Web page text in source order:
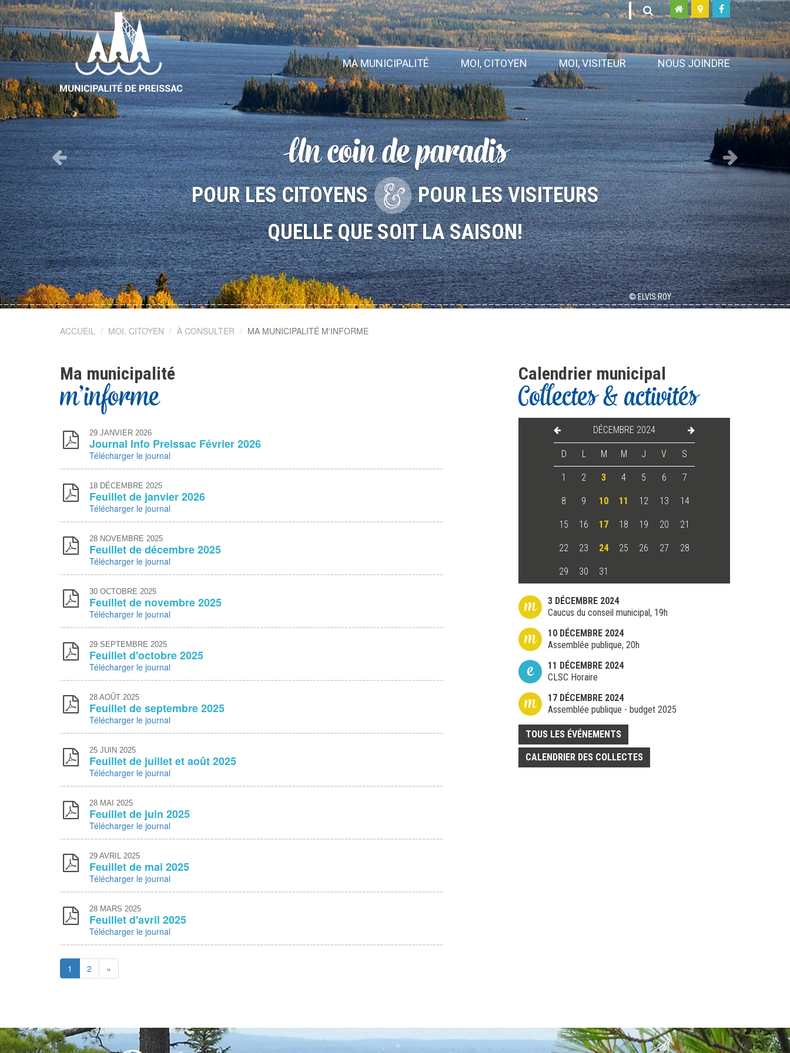
MA MUNICIPALITÉ MOI, CITOYEN MOI, VISITEUR NOUS JOINDRE
Un coin de paradis
POUR LES CITOYENS
POUR LES VISITEURS
QUELLE QUE SOIT LA SAISON!
© ELVIS ROY
Previous Next
ACCUEIL MOI, CITOYEN À CONSULTER MA MUNICIPALITÉ M'INFORME
Ma municipalité
m'informe
29 JANVIER 2026
Journal Info Preissac Février 2026
Télécharger le journal
18 DÉCEMBRE 2025
Feuillet de janvier 2026
Télécharger le journal
28 NOVEMBRE 2025
Feuillet de décembre 2025
Télécharger le journal
30 OCTOBRE 2025
Feuillet de novembre 2025
Télécharger le journal
29 SEPTEMBRE 2025
Feuillet d'octobre 2025
Télécharger le journal
28 AOÛT 2025
Feuillet de septembre 2025
Télécharger le journal
25 JUIN 2025
Feuillet de juillet et août 2025
Télécharger le journal
28 MAI 2025
Feuillet de juin 2025
Télécharger le journal
29 AVRIL 2025
Feuillet de mai 2025
Télécharger le journal
28 MARS 2025
Feuillet d'avril 2025
Télécharger le journal
1 2 »
Calendrier municipal
Collectes & activités
DÉCEMBRE 2024
D L M M J V S
1 2 3 4 5 6 7
8 9 10 11 12 13 14
15 16 17 18 19 20 21
22 23 24 25 26 27 28
29 30 31
m
3 DÉCEMBRE 2024
Caucus du conseil municipal, 19h
m
10 DÉCEMBRE 2024
Assemblée publique, 20h
e
11 DÉCEMBRE 2024
CLSC Horaire
m
17 DÉCEMBRE 2024
Assemblée publique - budget 2025
TOUS LES ÉVÉNEMENTS
CALENDRIER DES COLLECTES